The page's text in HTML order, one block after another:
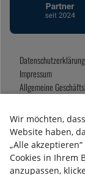
Datenschutzerklärung
Impressum
Allgemeine
Wir möchten,
Website haben,
„Alle
Cookies in Ihrem
anzupassen,